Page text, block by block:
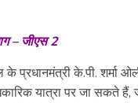
– जीएस 2
के प्रधानमंत्री के.पी. शर्मा
यात्रा पर जा सकते हैं,